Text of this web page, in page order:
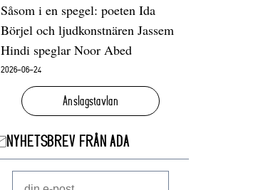
Såsom i en spegel: poeten Ida
Börjel och ljudkonstnären Jassem
Hindi speglar Noor Abed
2026-06-24
Anslagstavlan
NYHETSBREV FRÅN ADA